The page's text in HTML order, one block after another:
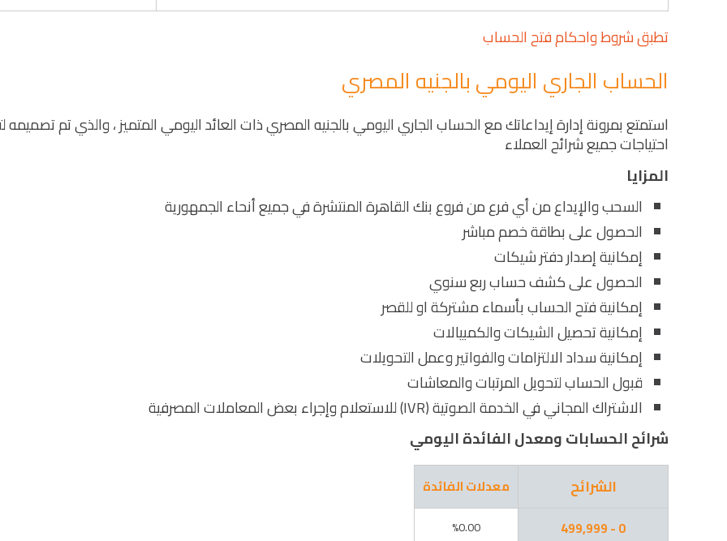
تطبق شروط واحكام فتح الحساب
الحساب الجاري اليومي بالجنيه المصري
استمتع بمرونة إدارة إيداعاتك مع الحساب الجاري اليومي بالجنيه المصري ذات العائد اليومي المتميز ، والذي تم تصميمه
احتياجات جميع شرائح العملاء
المزايا
السحب والإيداع من أي فرع من فروع بنك القاهرة المنتشرة في جميع أنحاء الجمهورية
الحصول على بطاقة خصم مباشر
إمكانية إصدار دفتر شيكات
الحصول على كشف حساب ربع سنوي
إمكانية فتح الحساب بأسماء مشتركة او للقصر
إمكانية تحصيل الشيكات والكمبيالات
إمكانية سداد الالتزامات والفواتير وعمل التحويلات
قبول الحساب لتحويل المرتبات والمعاشات
الاشتراك المجاني في الخدمة الصوتية (IVR) للاستعلام وإجراء بعض المعاملات المصرفية
شرائح الحسابات ومعدل الفائدة اليومي
الشرائح
معدلات الفائدة
0 - 499,999
%0.00